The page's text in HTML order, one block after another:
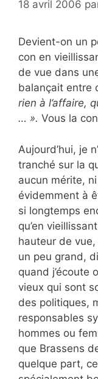
18 avril 2006
Devient-on un
con en
de vue dans
balançait entre
rien à l’affaire,
… ». Vous la
Aujourd’hui, je
tranché sur la
aucun mérite,
évidemment à
si longtemps
qu’en
hauteur de
un peu grand,
quand j’écoute
vieux qui sont
des politiques,
responsables
hommes ou
que Brassens
quelque part,